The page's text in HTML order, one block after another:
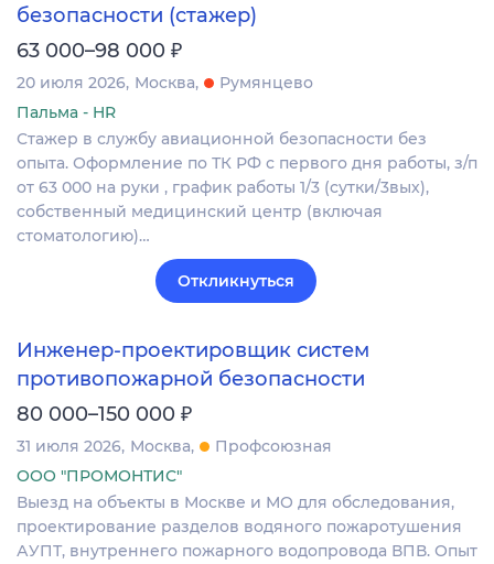
безопасности (стажер)
63 000–98 000 ₽
20 июля 2026 Москва
Румянцево
Пальма - HR
Стажер в службу авиационной безопасности без
опыта. Оформление по ТК РФ с первого дня работы, з/п
от 63 000 на руки , график работы 1/3 (сутки/3вых),
собственный медицинский центр (включая
стоматологию)…
Откликнуться
Инженер-проектировщик систем
противопожарной безопасности
80 000–150 000 ₽
31 июля 2026 Москва
Профсоюзная
ООО "ПРОМОНТИС"
Выезд на объекты в Москве и МО для обследования,
проектирование разделов водяного пожаротушения
АУПТ, внутреннего пожарного водопровода ВПВ. Опыт